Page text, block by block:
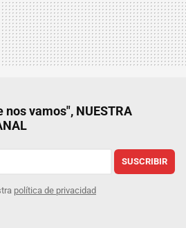
nos vamos", NUESTRA
SUSCRIBIR
política de privacidad